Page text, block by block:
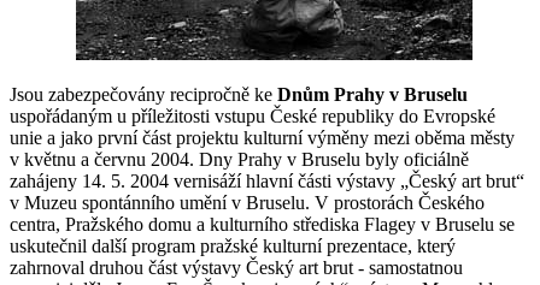
Jsou zabezpečovány recipročně ke Dnům Prahy v Bruselu
uspořádaným u příležitosti vstupu České republiky do Evropské
unie a jako první část projektu kulturní výměny mezi oběma městy
v květnu a červnu 2004. Dny Prahy v Bruselu byly oficiálně
zahájeny 14. 5. 2004 vernisáží hlavní části výstavy „Český art brut“
v Muzeu spontánního umění v Bruselu. V prostorách Českého
centra, Pražského domu a kulturního střediska Flagey v Bruselu se
uskutečnil další program pražské kulturní prezentace, který
zahrnoval druhou část výstavy Český art brut - samostatnou